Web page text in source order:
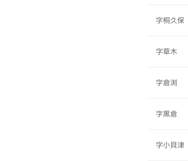
字桐久保
字草木
字倉渕
字黒倉
字小貝津